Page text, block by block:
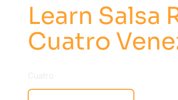
Learn Salsa
Cuatro
Cuatro